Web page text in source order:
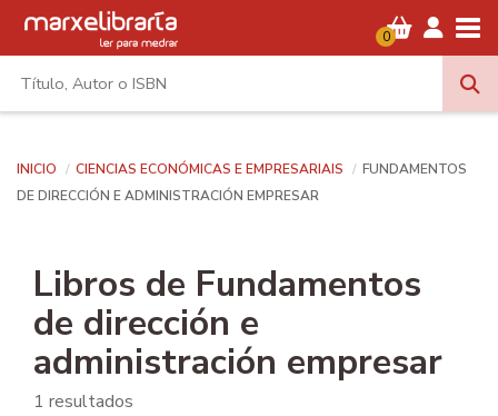
0
INICIO CIENCIAS ECONÓMICAS E EMPRESARIAIS
FUNDAMENTOS
DE DIRECCIÓN E ADMINISTRACIÓN EMPRESAR
Libros de Fundamentos
de dirección e
administración empresar
1 resultados